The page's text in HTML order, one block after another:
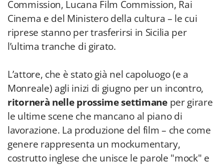
Commission, Lucana Film Commission, Rai
Cinema e del Ministero della cultura – le cui
riprese stanno per trasferirsi in Sicilia per
l’ultima tranche di girato.
L’attore, che è stato già nel capoluogo (e a
Monreale) agli inizi di giugno per un incontro,
ritornerà nelle prossime settimaneper girare
le ultime scene che mancano al piano di
lavorazione. La produzione del film – che come
genere rappresenta un mockumentary,
costrutto inglese che unisce le parole "mock" e